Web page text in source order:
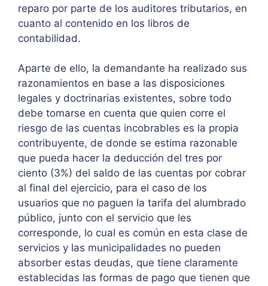
reparo por parte de los auditores tributarios, en
cuanto al contenido en los libros de
contabilidad.
Aparte de ello, la demandante ha realizado sus
razonamientos en base a las disposiciones
legales y doctrinarias existentes, sobre todo
debe tomarse en cuenta que quien corre el
riesgo de las cuentas incobrables es la propia
contribuyente, de donde se estima razonable
que pueda hacer la deducción del tres por
ciento (3%) del saldo de las cuentas por cobrar
al final del ejercicio, para el caso de los
usuarios que no paguen la tarifa del alumbrado
público, junto con el servicio que les
corresponde, lo cual es común en esta clase de
servicios y las municipalidades no pueden
absorber estas deudas, que tiene claramente
establecidas las formas de pago que tienen que